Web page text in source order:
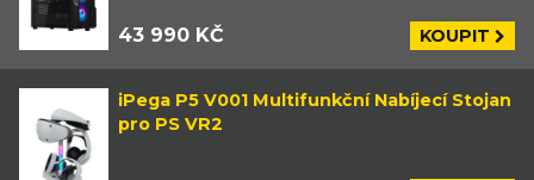
43 990 KČ KOUPIT
iPega P5 V001 Multifunkční Nabíjecí Stojan
pro PS VR2